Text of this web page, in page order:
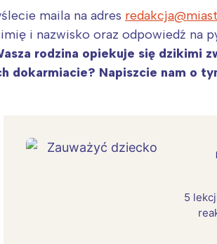
maila na adres
i nazwisko oraz odpowiedź na
rodzina opiekuje się dzikimi
dokarmiacie? Napiszcie nam o
5